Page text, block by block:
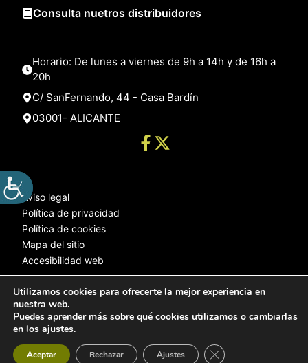
Consulta nuetros distribuidores
Horario: De lunes a viernes de 9h a 14h y de 16h a
20h
C/ SanFernando, 44 - Casa Bardín
03001- ALICANTE
Aviso legal
Política de privacidad
Política de cookies
Mapa del sitio
Accesibilidad web
© 2025 Web desarrollada por el Servicio de Informática de Diputación
Utilizamos cookies para ofrecerte la mejor experiencia en
nuestra web.
Puedes aprender más sobre qué cookies utilizamos o cambiarlas
en los ajustes.
Aceptar Rechazar Ajustes Cerrar el banner de